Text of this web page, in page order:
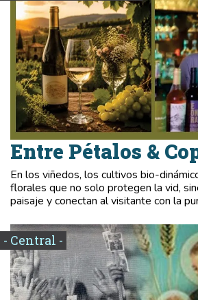
Entre Pétalos &
En los viñedos, los cultivos bio-
florales que no solo protegen la vid,
paisaje y conectan al visitante con la
- Central -